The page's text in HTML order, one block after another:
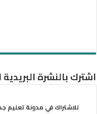
اشترك بالنشرة
للاشتراك في مدونة تعليم